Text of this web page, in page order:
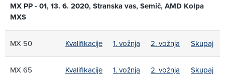
MX PP - 01, 13. 6. 2020, Stranska vas, Semič, AMD Kolpa
MXS
MX 50 Kvalifikacije 1. vožnja 2. vožnja Skupaj
MX 65 Kvalifikacije 1. vožnja 2. vožnja Skupaj